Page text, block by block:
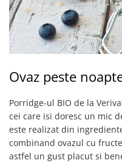
Ovaz peste
Porridge-ul BIO de la
cei care isi doresc un mic
este realizat din
combinand ovazul cu
astfel un gust placut si